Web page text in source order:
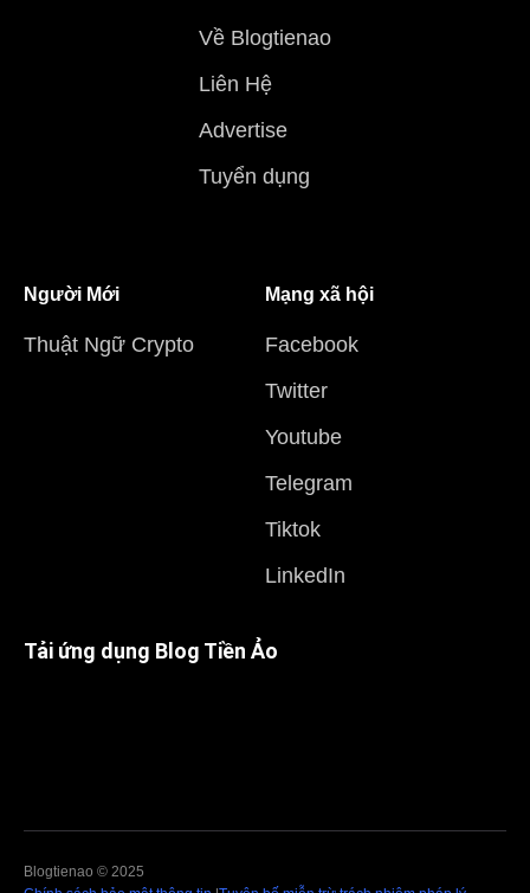
Về Blogtienao
Liên Hệ
Advertise
Tuyển dụng
Người Mới
Thuật Ngữ Crypto
Mạng xã hội
Facebook
Twitter
Youtube
Telegram
Tiktok
LinkedIn
Tải ứng dụng Blog Tiền Ảo
Blogtienao © 2025